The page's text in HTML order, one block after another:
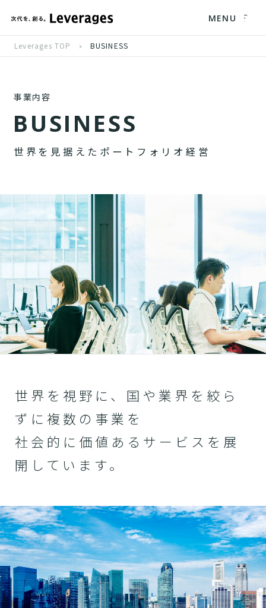
MENU
Leverages TOP BUSINESS
事業内容
BUSINESS
世 界 を 見 据 え た ポ ー ト フ ォ リ オ 経 営
世界を視野に、国や業界を絞ら
ずに複数の事業を
社会的に価値あるサービスを展
開しています。